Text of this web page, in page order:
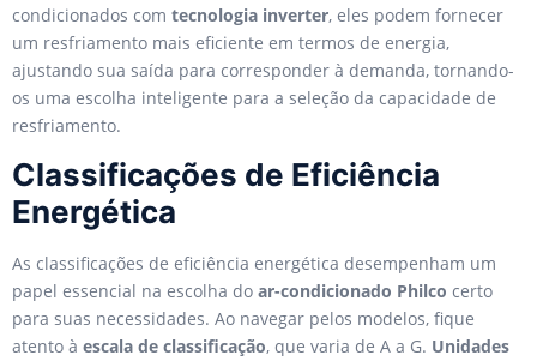
condicionados com tecnologia inverter, eles podem fornecer
um resfriamento mais eficiente em termos de energia,
ajustando sua saída para corresponder à demanda, tornando-
os uma escolha inteligente para a seleção da capacidade de
resfriamento.
Classificações de Eficiência
Energética
As classificações de eficiência energética desempenham um
papel essencial na escolha do ar-condicionado Philco certo
para suas necessidades. Ao navegar pelos modelos, fique
atento à escala de classificação, que varia de A a G. Unidades